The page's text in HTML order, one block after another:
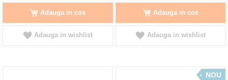
Adauga in cos
Adauga in wishlist
Adauga in cos
Adauga in wishlist
NOU